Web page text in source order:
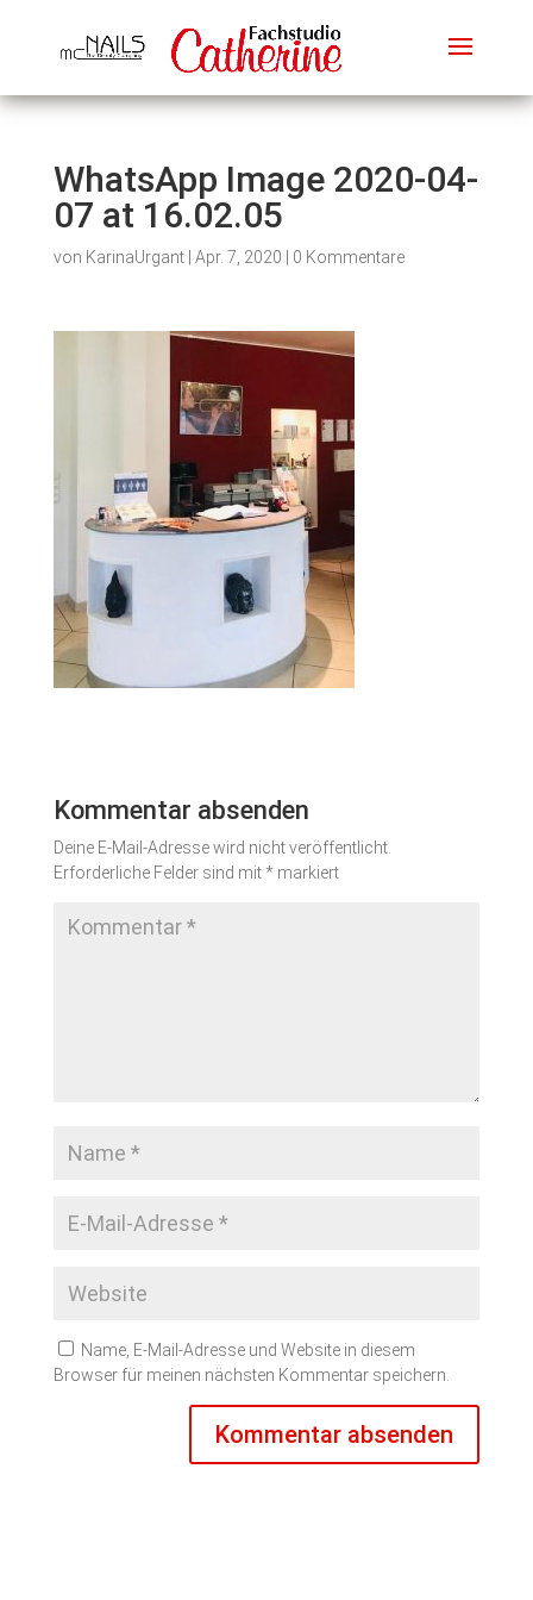
WhatsApp Image 2020-04-
07 at 16.02.05
von KarinaUrgant| Apr. 7, 2020 0 Kommentare
Kommentar absenden
Deine E-Mail-Adresse wird nicht veröffentlicht.
Erforderliche Felder sind mit* markiert
Name, E-Mail-Adresse und Website in diesem
Browser für meinen nächsten Kommentar speichern.